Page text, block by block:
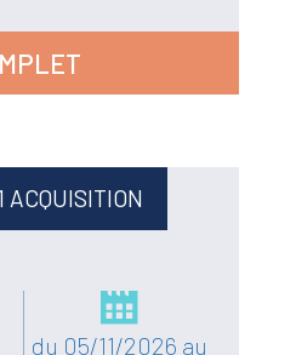
ACQUISITION
du 05/11/2026 au